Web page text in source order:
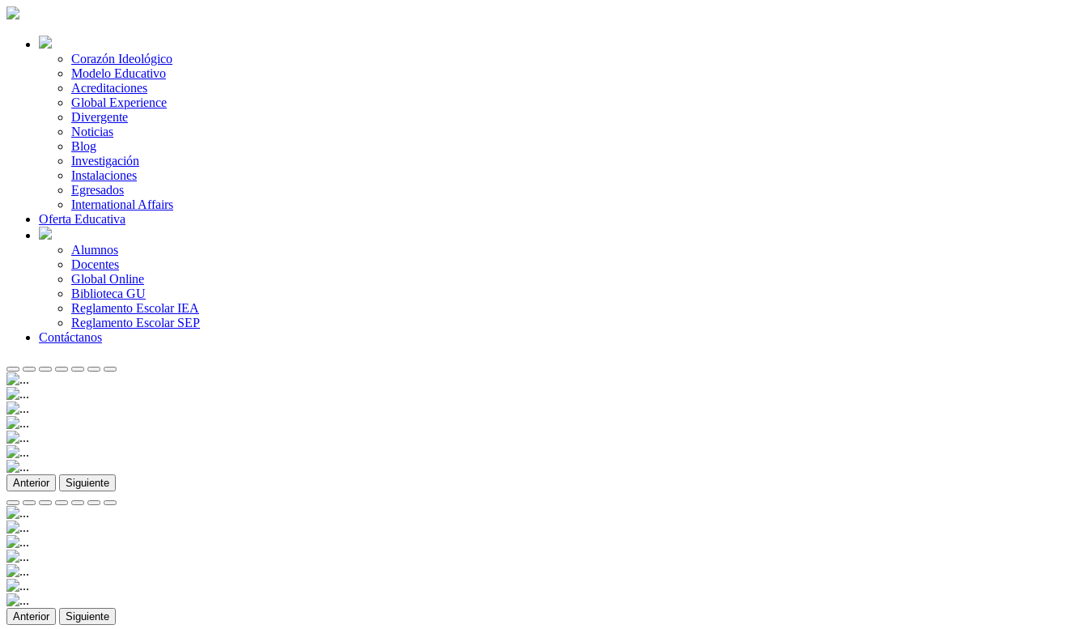
Corazón Ideológico
Modelo Educativo
Acreditaciones
Global Experience
Divergente
Noticias
Blog
Investigación
Instalaciones
Egresados
International Affairs
Oferta Educativa
Alumnos
Docentes
Global Online
Biblioteca GU
Reglamento Escolar IEA
Reglamento Escolar SEP
Contáctanos
Anterior Siguiente
Anterior Siguiente